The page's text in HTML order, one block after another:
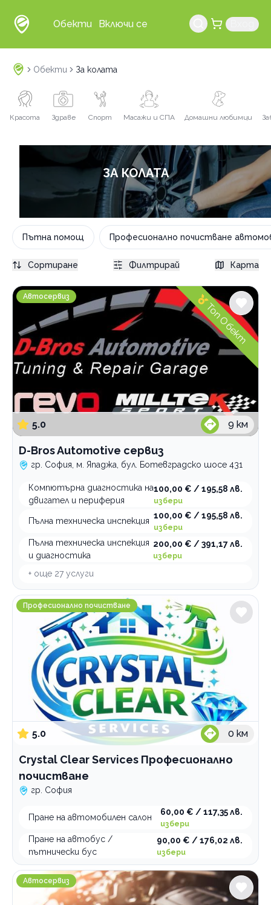
Обекти Включи се
Обекти За колата
Красота Здраве Спорт Масажи и СПА Домашни любимци
ЗА КОЛАТА
Пътна помощ Професионално почистване
D-Bros Automotive сервиз
Автосервиз
5.0 9 км
D-Bros Automotive сервиз
гр. София, м. Япаджа, бул. Ботевградско шосе 431
Компютърна диагностика на
двигател и периферия
100,00 € / 195,58 лв.
избери
Пълна техническа инспекция
100,00 € / 195,58 лв.
избери
Пълна техническа инспекция
и диагностика
200,00 € / 391,17 лв.
избери
+ още 27 услуги
Топ Обект
Crystal Clear Services Професионално почистване
Професионално почистване
5.0 0 км
Crystal Clear Services Професионално
почистване
гр. София
Пране на автомобилен салон
60,00 € / 117,35 лв.
избери
Пране на автобус /
пътнически бус
90,00 € / 176,02 лв.
избери
RentMi - сервиз на самообслужване
Автосервиз
Сортиране Филтрирай Карта
Професионално почистване автомобили
Автосервиз
Годишен технически преглед
Превозни средства под наем
Пътна помощ
Сервиз за гуми
По домовете